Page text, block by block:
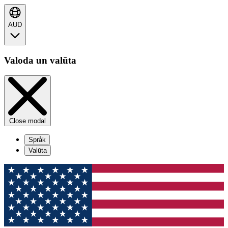
AUD
Valoda un valūta
Close modal
Språk
Valūta